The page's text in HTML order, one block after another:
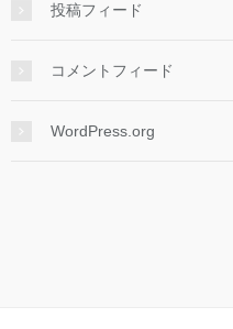
投稿フィード
コメントフィード
WordPress.org